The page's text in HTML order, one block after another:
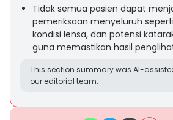
Tidak semua pasien dapat
pemeriksaan menyeluruh
kondisi lensa, dan potensi
guna memastikan hasil
This section summary was AI-
our editorial team.